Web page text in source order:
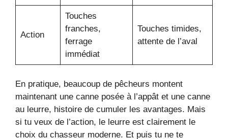
Action
Touches
franches,
ferrage
immédiat
Touches timides,
attente de l’aval
En pratique, beaucoup de pêcheurs montent
maintenant une canne posée à l’appât et une canne
au leurre, histoire de cumuler les avantages. Mais
si tu veux de l’action, le leurre est clairement le
choix du chasseur moderne. Et puis tu ne te